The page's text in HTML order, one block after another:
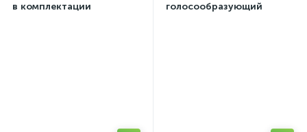
в комплектации
голосообразующий